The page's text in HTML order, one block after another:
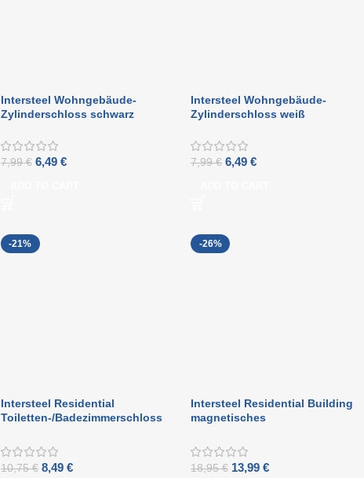
Intersteel Wohngebäude-
Zylinderschloss schwarz
7,99€ 6,49 €
Intersteel Wohngebäude-
Zylinderschloss weiß
7,99€ 6,49€
-21%
Intersteel Residential
Toiletten-/Badezimmerschloss
10,75€ 8,49 €
-26%
Intersteel Residential Building
magnetisches
abgerundet schwarz
18,95€ 13,99€